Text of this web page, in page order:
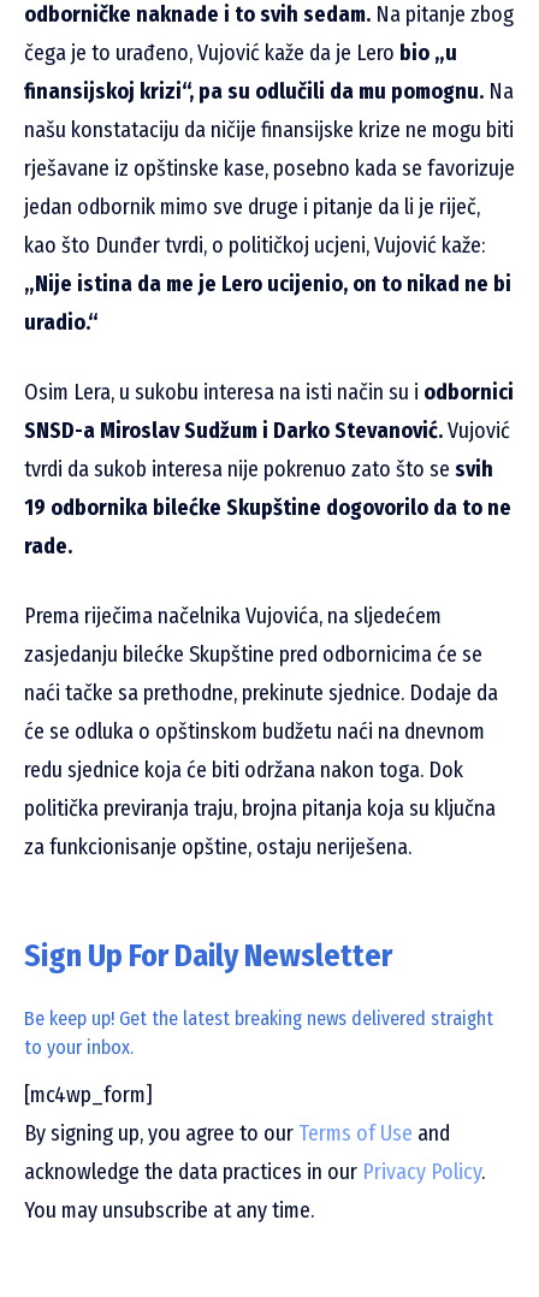
odborničke naknade i to svih sedam. Na pitanje zbog
čega je to urađeno, Vujović kaže da je Lero bio „u
finansijskoj krizi“, pa su odlučili da mu pomognu. Na
našu konstataciju da ničije finansijske krize ne mogu biti
rješavane iz opštinske kase, posebno kada se favorizuje
jedan odbornik mimo sve druge i pitanje da li je riječ,
kao što Dunđer tvrdi, o političkoj ucjeni, Vujović kaže:
„Nije istina da me je Lero ucijenio, on to nikad ne bi
uradio.“
Osim Lera, u sukobu interesa na isti način su i odbornici
SNSD-a Miroslav Sudžum i Darko Stevanović.Vujović
tvrdi da sukob interesa nije pokrenuo zato što se svih
19 odbornika bilećke Skupštine dogovorilo da to ne
rade.
Prema riječima načelnika Vujovića, na sljedećem
zasjedanju bilećke Skupštine pred odbornicima će se
naći tačke sa prethodne, prekinute sjednice. Dodaje da
će se odluka o opštinskom budžetu naći na dnevnom
redu sjednice koja će biti održana nakon toga. Dok
politička previranja traju, brojna pitanja koja su ključna
za funkcionisanje opštine, ostaju neriješena.
Sign Up For Daily Newsletter
Be keep up! Get the latest breaking news delivered straight
to your inbox.
[mc4wp_form]
By signing up, you agree to our Terms of Use and
acknowledge the data practices in our Privacy Policy.
You may unsubscribe at any time.